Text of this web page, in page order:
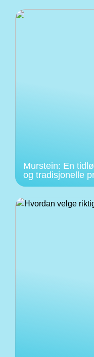
Murstein: En
og tradisjonelle